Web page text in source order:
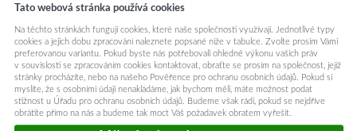
Tato webová stránka používá cookies
Na těchto stránkách fungují cookies, které naše společnosti využívají. Jednotlivé typy
cookies a jejich dobu zpracování naleznete popsané níže v tabulce. Zvolte prosím Vámi
preferovanou variantu. Pokud byste nás potřebovali ohledně výkonu vašich práv
v souvislosti se zpracováním cookies kontaktovat, obraťte se prosím na společnost, jejíž
stránky procházíte, nebo na našeho Pověřence pro ochranu osobních údajů. Pokud si
myslíte, že s osobními údaji nenakládáme, jak bychom měli, máte možnost podat
stížnost u Úřadu pro ochranu osobních údajů. Budeme však rádi, pokud se nejdříve
obrátíte přímo na nás a budeme tak moct Váš požadavek obratem vyřešit.